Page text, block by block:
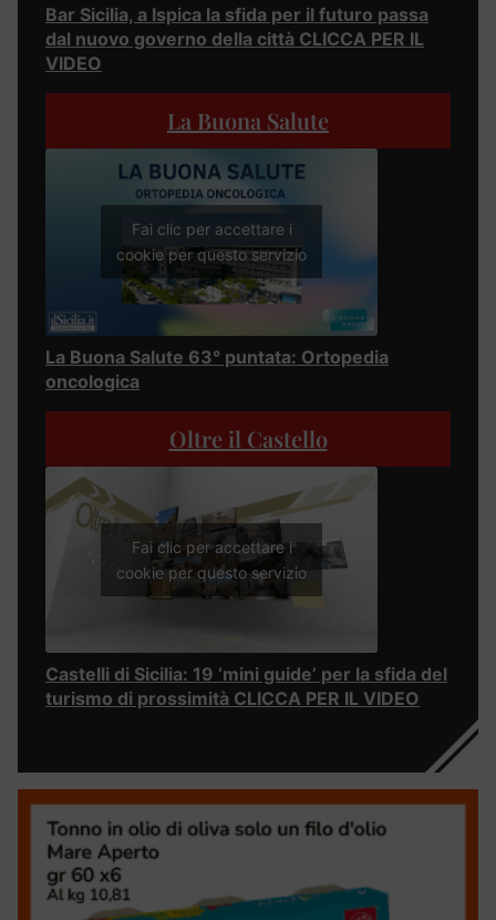
Bar Sicilia, a Ispica la sfida per il futuro passa
dal nuovo governo della città CLICCA PER IL
VIDEO
La Buona Salute
Fai clic per accettare i
cookie per questo servizio
La Buona Salute 63° puntata: Ortopedia
oncologica
Oltre il Castello
Fai clic per accettare i
cookie per questo servizio
Castelli di Sicilia: 19 ‘mini guide’ per la sfida del
turismo di prossimità CLICCA PER IL VIDEO